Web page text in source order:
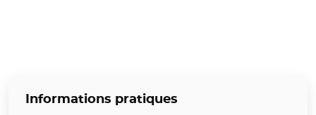
Informations pratiques